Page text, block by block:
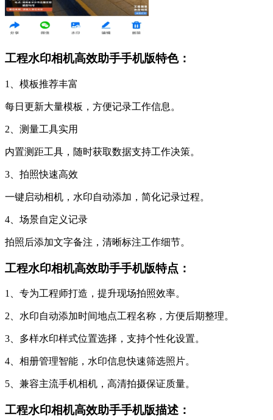
工程水印相机高效助手手机版特色：
1、模板推荐丰富
每日更新大量模板，方便记录工作信息。
2、测量工具实用
内置测距工具，随时获取数据支持工作决策。
3、拍照快速高效
一键启动相机，水印自动添加，简化记录过程。
4、场景自定义记录
拍照后添加文字备注，清晰标注工作细节。
工程水印相机高效助手手机版特点：
1、专为工程师打造，提升现场拍照效率。
2、水印自动添加时间地点工程名称，方便后期整理。
3、多样水印样式位置选择，支持个性化设置。
4、相册管理智能，水印信息快速筛选照片。
5、兼容主流手机相机，高清拍摄保证质量。
工程水印相机高效助手手机版描述：